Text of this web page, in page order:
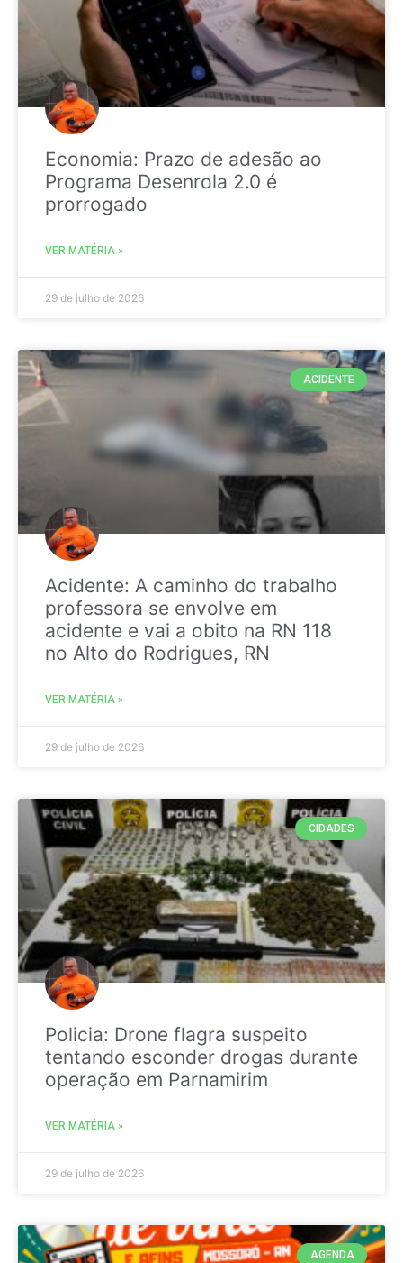
Economia: Prazo de adesão ao
Programa Desenrola 2.0 é
prorrogado
VER MATÉRIA »
29 de julho de 2026
ACIDENTE
Acidente: A caminho do trabalho
professora se envolve em
acidente e vai a obito na RN 118
no Alto do Rodrigues, RN
VER MATÉRIA »
29 de julho de 2026
CIDADES
Policia: Drone flagra suspeito
tentando esconder drogas durante
operação em Parnamirim
VER MATÉRIA »
29 de julho de 2026
AGENDA